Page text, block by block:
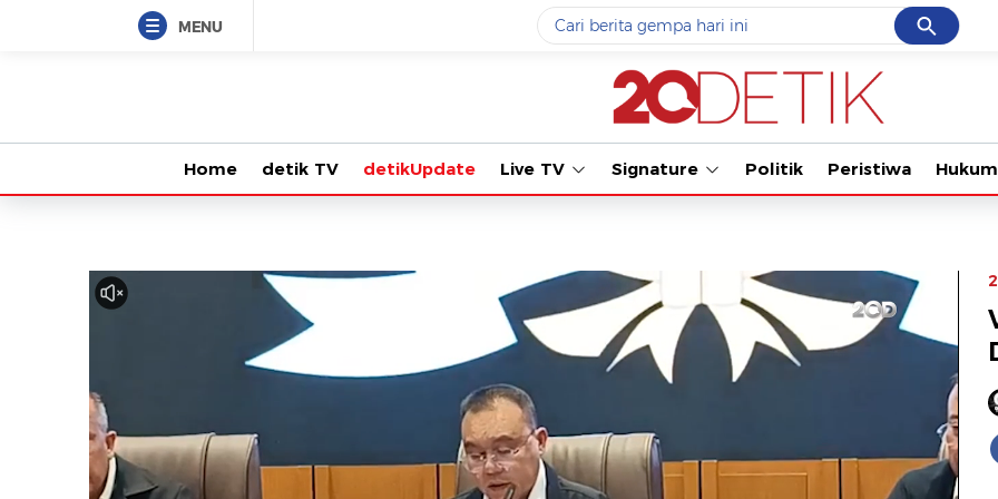
MENU Cancel
Yang sedang ramai dicari
data live draw sgp
#3prabowo
#5gempa hari ini
Promoted
Loading...
Tonton
Home detik TV detikUpdate Live TV Signature Politik Peristiwa Hukum